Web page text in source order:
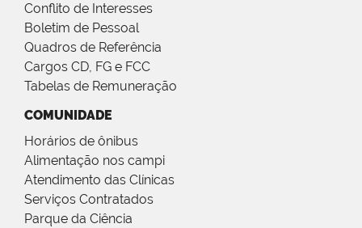
Conflito de Interesses
Boletim de Pessoal
Quadros de Referência
Cargos CD, FG e FCC
Tabelas de Remuneração
COMUNIDADE
Horários de ônibus
Alimentação nos campi
Atendimento das Clínicas
Serviços Contratados
Parque da Ciência